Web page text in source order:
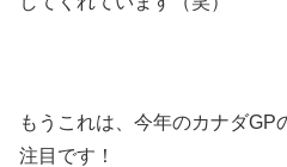
もうこれは、今年のカナダGP
注目です！